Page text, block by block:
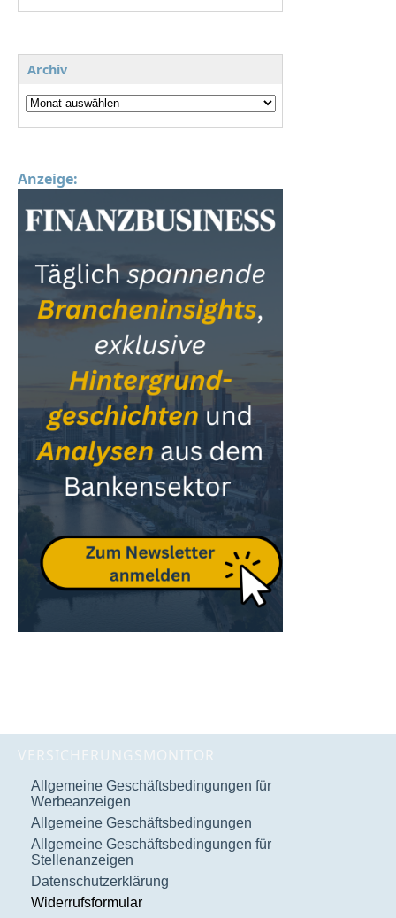
Archiv
Anzeige:
VERSICHERUNGSMONITOR
Allgemeine Geschäftsbedingungen für
Werbeanzeigen
Allgemeine Geschäftsbedingungen
Allgemeine Geschäftsbedingungen für
Stellenanzeigen
Datenschutzerklärung
Widerrufsformular